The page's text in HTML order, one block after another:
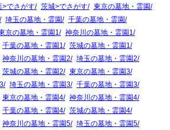
>でさがす 茨城>でさがす
東京の墓地・霊園
埼玉の墓地・霊園
千葉の墓地・霊園
京の墓地・霊園1
神奈川の墓地・霊園1
千葉の墓地・霊園1
茨城の墓地・霊園1
神奈川の墓地・霊園2
埼玉の墓地・霊園2
茨城の墓地・霊園2
東京の墓地・霊園3
埼玉の墓地・霊園3
千葉の墓地・霊園3
東京の墓地・霊園4
神奈川の墓地・霊園4
千葉の墓地・霊園4
茨城の墓地・霊園4
神奈川の墓地・霊園5
埼玉の墓地・霊園5